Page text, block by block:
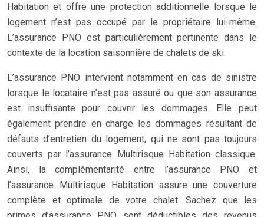
Habitation et offre une protection additionnelle lorsque le
logement n’est pas occupé par le propriétaire lui-même.
L’assurance PNO est particulièrement pertinente dans le
contexte de la location saisonnière de chalets de ski.
L’assurance PNO intervient notamment en cas de sinistre
lorsque le locataire n’est pas assuré ou que son assurance
est insuffisante pour couvrir les dommages. Elle peut
également prendre en charge les dommages résultant de
défauts d’entretien du logement, qui ne sont pas toujours
couverts par l’assurance Multirisque Habitation classique.
Ainsi, la complémentarité entre l’assurance PNO et
l’assurance Multirisque Habitation assure une couverture
complète et optimale de votre chalet. Sachez que les